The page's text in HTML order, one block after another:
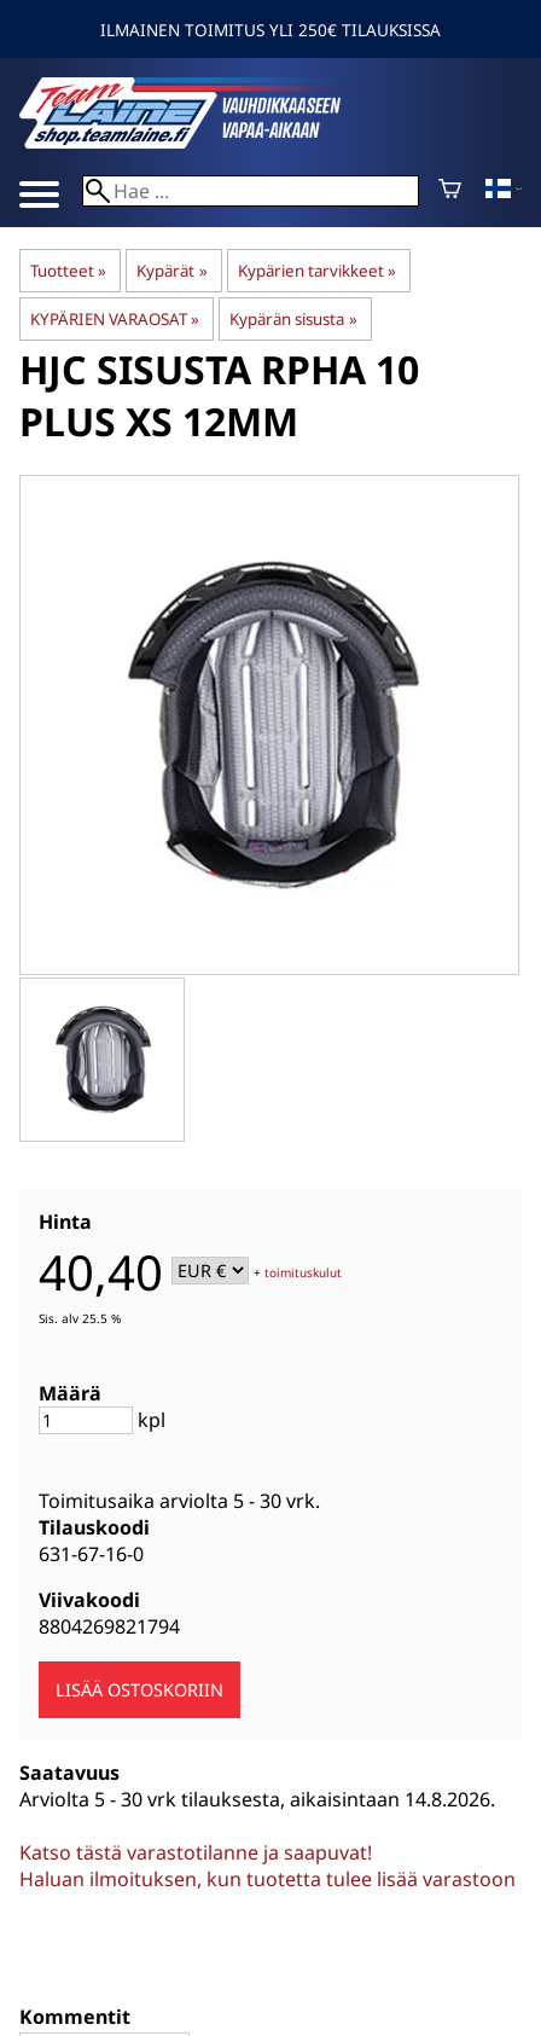
ILMAINEN TOIMITUS YLI 250€ TILAUKSISSA
Tuotteet‪» Kypärät ‪» Kypärien tarvikkeet‪»
KYPÄRIEN VARAOSAT‪» Kypärän sisusta ‪»
HJC SISUSTA RPHA 10
PLUS XS 12MM
Hinta
40,40 +toimituskulut
Sis. alv 25.5 %
Määrä
kpl
Toimitusaika arviolta 5 - 30 vrk.
Tilauskoodi
631-67-16-0
Viivakoodi
8804269821794
Saatavuus
Arviolta 5 - 30 vrk tilauksesta, aikaisintaan 14.8.2026.
Katso tästä varastotilanne ja saapuvat!
Haluan ilmoituksen, kun tuotetta tulee lisää varastoon
Kommentit